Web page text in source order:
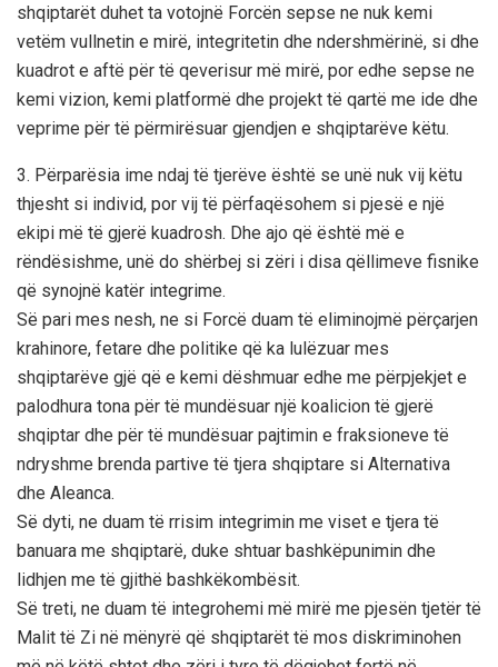
shqiptarët duhet ta votojnë Forcën sepse ne nuk kemi
vetëm vullnetin e mirë, integritetin dhe ndershmërinë, si dhe
kuadrot e aftë për të qeverisur më mirë, por edhe sepse ne
kemi vizion, kemi platformë dhe projekt të qartë me ide dhe
veprime për të përmirësuar gjendjen e shqiptarëve këtu.
3. Përparësia ime ndaj të tjerëve është se unë nuk vij këtu
thjesht si individ, por vij të përfaqësohem si pjesë e një
ekipi më të gjerë kuadrosh. Dhe ajo që është më e
rëndësishme, unë do shërbej si zëri i disa qëllimeve fisnike
që synojnë katër integrime.
Së pari mes nesh, ne si Forcë duam të eliminojmë përçarjen
krahinore, fetare dhe politike që ka lulëzuar mes
shqiptarëve gjë që e kemi dëshmuar edhe me përpjekjet e
palodhura tona për të mundësuar një koalicion të gjerë
shqiptar dhe për të mundësuar pajtimin e fraksioneve të
ndryshme brenda partive të tjera shqiptare si Alternativa
dhe Aleanca.
Së dyti, ne duam të rrisim integrimin me viset e tjera të
banuara me shqiptarë, duke shtuar bashkëpunimin dhe
lidhjen me të gjithë bashkëkombësit.
Së treti, ne duam të integrohemi më mirë me pjesën tjetër të
Malit të Zi në mënyrë që shqiptarët të mos diskriminohen